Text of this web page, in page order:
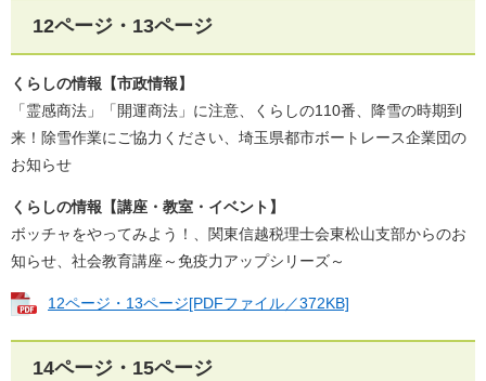
12ページ・13ページ
くらしの情報【市政情報】
「霊感商法」「開運商法」に注意、くらしの110番、降雪の時期到
来！除雪作業にご協力ください、埼玉県都市ボートレース企業団の
お知らせ
くらしの情報【講座・教室・イベント】
ボッチャをやってみよう！、関東信越税理士会東松山支部からのお
知らせ、社会教育講座～免疫力アップシリーズ～
12ページ・13ページ[PDFファイル／372KB]
14ページ・15ページ